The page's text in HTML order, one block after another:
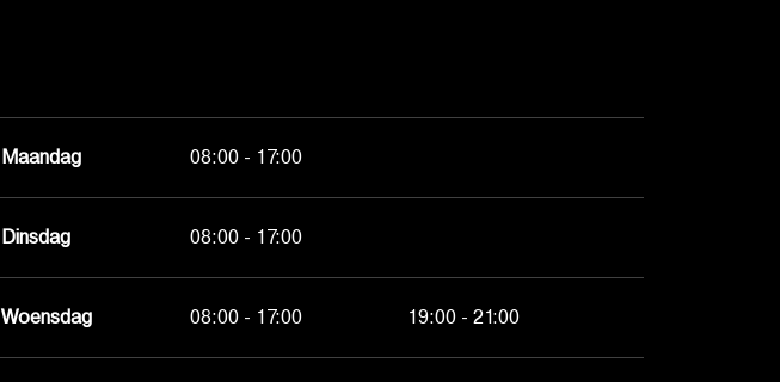
Maandag 08:00 - 17:00
Dinsdag 08:00 - 17:00
Woensdag 08:00 - 17:00 19:00 - 21:00